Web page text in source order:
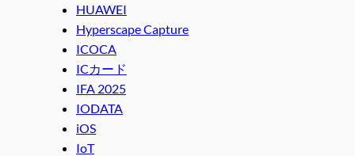
HUAWEI
Hyperscape Capture
ICOCA
ICカード
IFA 2025
IODATA
iOS
IoT